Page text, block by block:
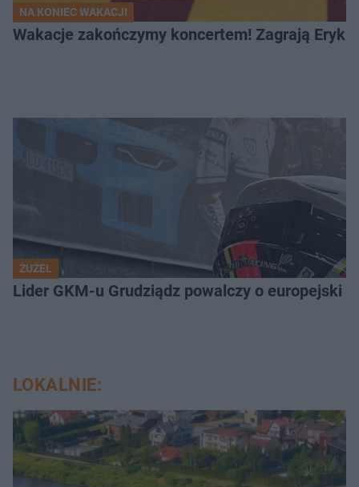
NA KONIEC WAKACJI
Wakacje zakończymy koncertem! Zagrają Eryk
ŻUŻEL
Lider GKM-u Grudziądz powalczy o europejski
LOKALNIE: